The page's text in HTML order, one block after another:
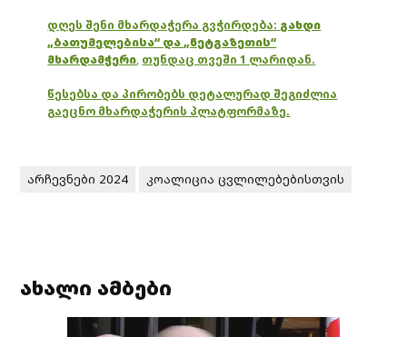
დღეს შენი მხარდაჭერა გვჭირდება: გახდი
„ბათუმელებისა“ და „ნეტგაზეთის“
მხარდამჭერი, თუნდაც თვეში 1 ლარიდან.
წესებსა და პირობებს დეტალურად შეგიძლია
გაეცნო მხარდაჭერის პლატფორმაზე.
არჩევნები 2024 კოალიცია ცვლილებებისთვის
ახალი ამბები